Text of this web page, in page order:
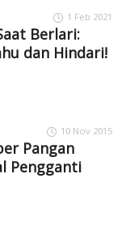
1 Feb 2021
Berlari:
dan Hindari!
10 Nov 2015
Pangan
Pengganti